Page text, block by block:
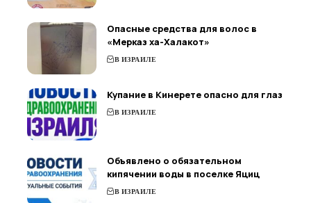
Опасные средства для волос в
«Мерказ ха-Халакот»
В ИЗРАИЛЕ
Купание в Кинерете опасно для глаз
В ИЗРАИЛЕ
Объявлено о обязательном
кипячении воды в поселке Яциц
В ИЗРАИЛЕ